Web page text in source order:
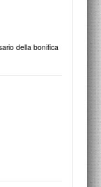
di Design,
della bonifica